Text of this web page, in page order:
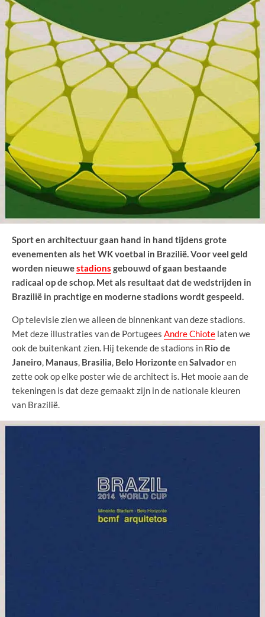
Sport en architectuur gaan hand in hand tijdens grote
evenementen als het WK voetbal in Brazilië. Voor veel geld
worden nieuwestadions gebouwd of gaan bestaande
radicaal op de schop. Met als resultaat dat de wedstrijden in
Brazilië in prachtige en moderne stadions wordt gespeeld.
Op televisie zien we alleen de binnenkant van deze stadions.
Met deze illustraties van de Portugees Andre Chiote laten we
ook de buitenkant zien. Hij tekende de stadions in Rio de
Janeiro, Manaus, Brasilia, Belo HorizonteenSalvadoren
zette ook op elke poster wie de architect is. Het mooie aan de
tekeningen is dat deze gemaakt zijn in de nationale kleuren
van Brazilië.